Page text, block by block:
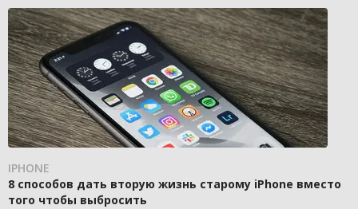
IPHONE
8 способов дать вторую жизнь старому iPhone вместо
того чтобы выбросить